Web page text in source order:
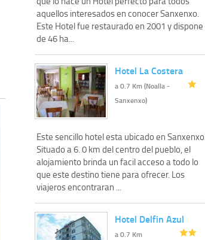
aquellos interesados en conocer Sanxenxo.
Este Hotel fue restaurado en 2001 y dispone
de 46 ha...
Hotel La Costera
a 0.7 Km (Noalla -
Sanxenxo)
Este sencillo hotel esta ubicado en Sanxenxo.
Situado a 6. 0 km del centro del pueblo, el
alojamiento brinda un facil acceso a todo lo
que este destino tiene para ofrecer. Los
viajeros encontraran ...
Hotel Delfin Azul
a 0.7 Km